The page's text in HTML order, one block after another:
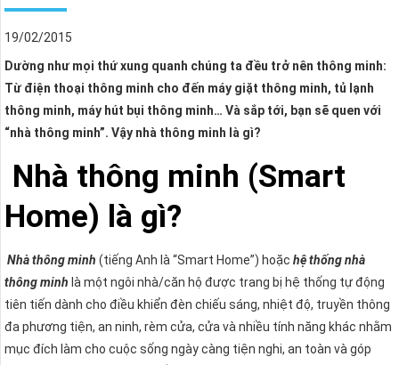
19/02/2015
Dường như mọi thứ xung quanh chúng ta đều trở nên thông minh:
Từ điện thoại thông minh cho đến máy giặt thông minh, tủ lạnh
thông minh, máy hút bụi thông minh… Và sắp tới, bạn sẽ quen với
“nhà thông minh”. Vậy nhà thông minh là gì?
Nhà thông minh (Smart
Home) là gì?
Nhà thông minh (tiếng Anh là “Smart Home”) hoặc hệ thống nhà
thông minh là một ngôi nhà/căn hộ được trang bị hệ thống tự động
tiên tiến dành cho điều khiển đèn chiếu sáng, nhiệt độ, truyền thông
đa phương tiện, an ninh, rèm cửa, cửa và nhiều tính năng khác nhằm
mục đích làm cho cuộc sống ngày càng tiện nghi, an toàn và góp